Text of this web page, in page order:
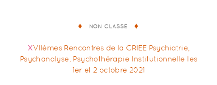
NON CLASSÉ
XVIIèmes Rencontres de la CRIEE Psychiatrie,
Psychanalyse, Psychothérapie Institutionnelle les
1er et 2 octobre 2021